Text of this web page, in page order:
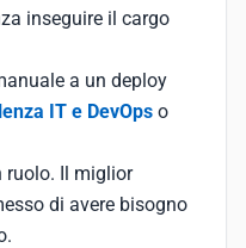
inseguire il cargo
a un deploy
IT e DevOps o
ruolo. Il miglior
di avere bisogno